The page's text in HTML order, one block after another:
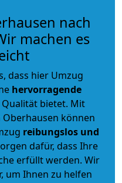
nach
machen es
dass hier Umzug
hervorragende
bietet. Mit
können
reibungslos und
dafür, dass Ihre
erfüllt werden. Wir
um Ihnen zu helfen